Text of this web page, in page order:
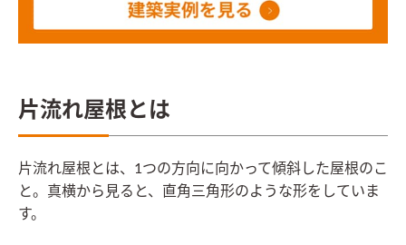
片流れ屋根とは
片流れ屋根とは、1つの方向に向かって傾斜した屋根のこ
と。真横から見ると、直角三角形のような形をしていま
す。